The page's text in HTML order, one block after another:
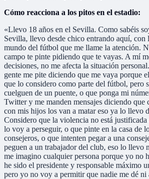
Cómo reacciona a los pitos en el estadio:
«Llevo 18 años en el Sevilla. Como sabéis
Sevilla, llevo desde chico entrando aquí, con
mundo del fútbol que me llame la atención.
campo te pinte pidiendo que te vayas. A mí
decisiones, no me afecta la situación
gente me pite diciendo que me vaya porque
que lo considero como parte del fútbol, pero
cuelguen de un puente, o que ponga mi
Twitter y me manden mensajes diciendo que
con mis hijos los van a matar eso ya lo llevo
Considero que la violencia no está
lo voy a perseguir, o que pinte en la casa de
consejeros, o que intenten pegar a una
peguen a un trabajador del club, eso lo llevo
me imagino cualquier persona porque yo no
he sido el presidente y responsable máximo
pero yo no voy a permitir que nadie me dé